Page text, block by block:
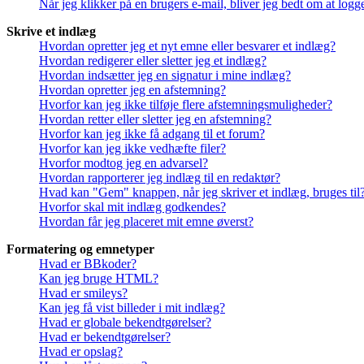
Når jeg klikker på en brugers e-mail, bliver jeg bedt om at
Skrive et indlæg
Hvordan opretter jeg et nyt emne eller besvarer et indlæg?
Hvordan redigerer eller sletter jeg et indlæg?
Hvordan indsætter jeg en signatur i mine indlæg?
Hvordan opretter jeg en afstemning?
Hvorfor kan jeg ikke tilføje flere afstemningsmuligheder?
Hvordan retter eller sletter jeg en afstemning?
Hvorfor kan jeg ikke få adgang til et forum?
Hvorfor kan jeg ikke vedhæfte filer?
Hvorfor modtog jeg en advarsel?
Hvordan rapporterer jeg indlæg til en redaktør?
Hvad kan "Gem" knappen, når jeg skriver et indlæg, bruges
Hvorfor skal mit indlæg godkendes?
Hvordan får jeg placeret mit emne øverst?
Formatering og emnetyper
Hvad er BBkoder?
Kan jeg bruge HTML?
Hvad er smileys?
Kan jeg få vist billeder i mit indlæg?
Hvad er globale bekendtgørelser?
Hvad er bekendtgørelser?
Hvad er opslag?